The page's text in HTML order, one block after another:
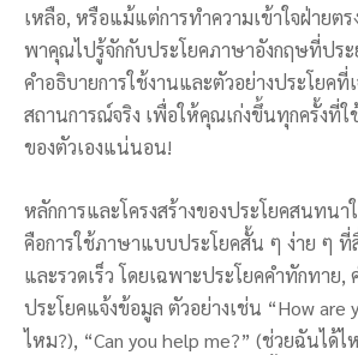
เหลือ, หรือแม้แต่การทำความเข้าใจฝ่ายต
พาคุณไปรู้จักกับประโยคภาษาอังกฤษที่ประ
คำอธิบายการใช้งานและตัวอย่างประโยคที่
สถานการณ์จริง เพื่อให้คุณเก่งขึ้นทุกครั้งที่
ของตัวเองแน่นอน!
หลักการและโครงสร้างของประโยคสนทน
คือการใช้ภาษาแบบประโยคสั้น ๆ ง่าย ๆ ที่
และรวดเร็ว โดยเฉพาะประโยคคำทักทาย,
ประโยคแจ้งข้อมูล ตัวอย่างเช่น “How are
ไหม?), “Can you help me?” (ช่วยฉันได้